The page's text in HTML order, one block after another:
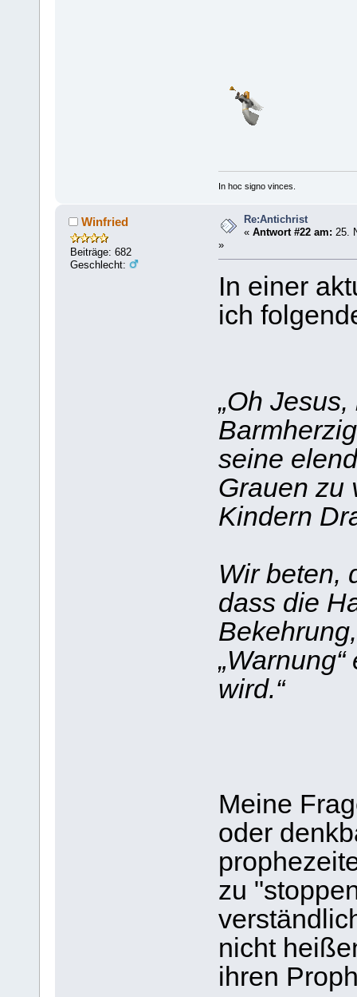
In hoc signo vinces.
Winfried
Beiträge: 682
Geschlecht:
Re:Antichrist
«Antwort #22 am: 25.
»
In einer
ich
„Oh
seine
Grauen zu
Kindern
Wir beten,
dass die
wird.“
Meine
oder
zu
nicht
ihren